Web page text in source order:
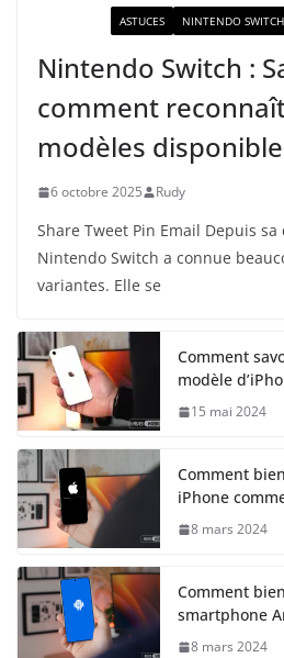
ASTUCES NINTENDO SWITCH
Nintendo Switch :
comment
modèles
6 octobre 2025 Rudy
Share Tweet Pin Email Depuis
Nintendo Switch a connue
variantes. Elle se
Comment
modèle
15 mai 2024
Comment
iPhone
8 mars 2024
Comment
smartphone
8 mars 2024